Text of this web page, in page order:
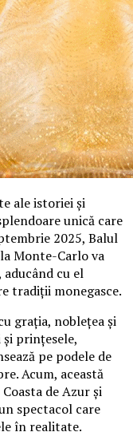
ale istoriei și
unică care
2025, Balul
Monte-Carlo va
cu el
tradiții monegasce.
grația, noblețea și
prințesele,
pe podele de
Acum, această
de Azur și
spectacol care
în realitate.